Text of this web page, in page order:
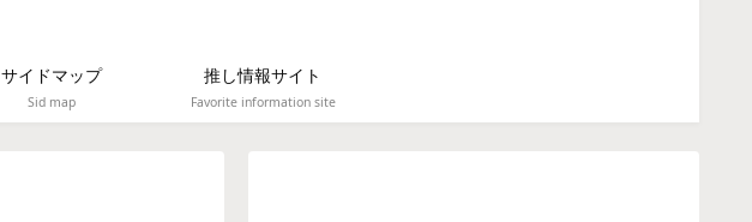
サイドマップ
Sid map
推し情報サイト
Favorite information site